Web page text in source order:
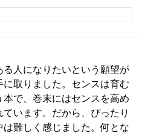
る人になりたいという願望が
に取りました。センスは育む
本で、巻末にはセンスを高め
います。だから、ぴったり
難しく感じました。何とな